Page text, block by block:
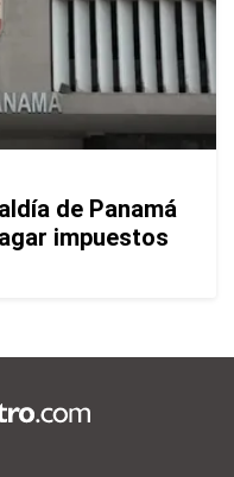
de Panamá
impuestos